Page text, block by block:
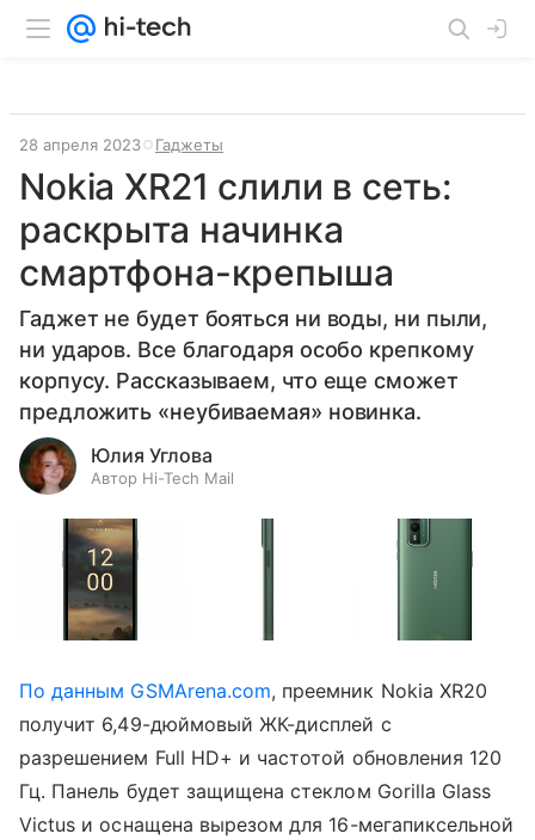
28 апреля 2023 Гаджеты
Nokia XR21 слили в сеть:
раскрыта начинка
смартфона-крепыша
Гаджет не будет бояться ни воды, ни пыли,
ни ударов. Все благодаря особо крепкому
корпусу. Рассказываем, что еще сможет
предложить «неубиваемая» новинка.
Юлия Углова
Автор Hi-Tech Mail
По данным GSMArena.com, преемник Nokia XR20
получит 6,49-дюймовый ЖК-дисплей с
разрешением Full HD+ и частотой обновления 120
Гц. Панель будет защищена стеклом Gorilla Glass
Victus и оснащена вырезом для 16-мегапиксельной